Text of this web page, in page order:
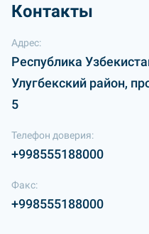
Контакты
Адрес:
Республика
Улугбекский район,
5
Телефон доверия:
+998555188000
Факс:
+998555188000